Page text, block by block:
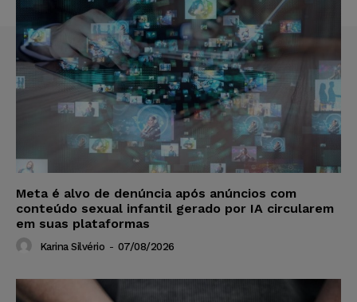
Meta é alvo de denúncia após anúncios com
conteúdo sexual infantil gerado por IA circularem
em suas plataformas
Karina Silvério - 07/08/2026